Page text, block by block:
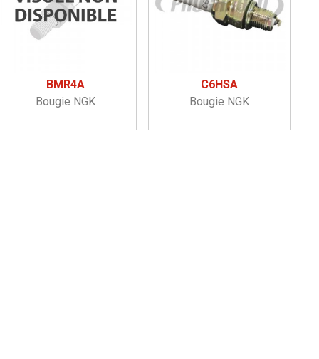
BMR4A
Bougie NGK
C6HSA
Bougie NGK